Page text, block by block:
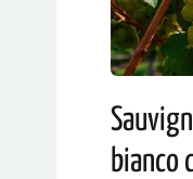
bianco